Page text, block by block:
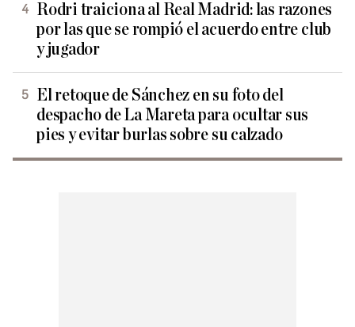
Rodri traiciona al Real Madrid: las razones
por las que se rompió el acuerdo entre club
y jugador
El retoque de Sánchez en su foto del
despacho de La Mareta para ocultar sus
pies y evitar burlas sobre su calzado